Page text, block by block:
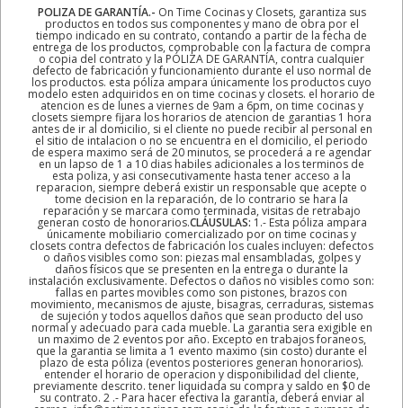
POLIZA DE GARANTÍA.- On Time Cocinas y Closets, garantiza sus
productos en todos sus componentes y mano de obra por el
tiempo indicado en su contrato, contando a partir de la fecha de
entrega de los productos, comprobable con la factura de compra
o copia del contrato y la PÓLIZA DE GARANTÍA, contra cualquier
defecto de fabricación y funcionamiento durante el uso normal de
los productos. esta póliza ampara únicamente los productos cuyo
modelo esten adquiridos en on time cocinas y closets. el horario de
atencion es de lunes a viernes de 9am a 6pm, on time cocinas y
closets siempre fijara los horarios de atencion de garantias 1 hora
antes de ir al domicilio, si el cliente no puede recibir al personal en
el sitio de intalacion o no se encuentra en el domicilio, el periodo
de espera maximo será de 20 minutos, se procederá a re agendar
en un lapso de 1 a 10 dias habiles adicionales a los terminos de
esta poliza, y asi consecutivamente hasta tener acceso a la
reparacion, siempre deberá existir un responsable que acepte o
tome decision en la reparación, de lo contrario se hara la
reparación y se marcara como terminada, visitas de retrabajo
generan costo de honorarios.CLÁUSULAS: 1.- Esta póliza ampara
únicamente mobiliario comercializado por on time cocinas y
closets contra defectos de fabricación los cuales incluyen: defectos
o daños visibles como son: piezas mal ensambladas, golpes y
daños físicos que se presenten en la entrega o durante la
instalación exclusivamente. Defectos o daños no visibles como son:
fallas en partes movibles como son pistones, brazos con
movimiento, mecanismos de ajuste, bisagras, cerraduras, sistemas
de sujeción y todos aquellos daños que sean producto del uso
normal y adecuado para cada mueble. La garantia sera exigible en
un maximo de 2 eventos por año. Excepto en trabajos foraneos,
que la garantia se limita a 1 evento maximo (sin costo) durante el
plazo de esta póliza (eventos posteriores generan honorarios).
entender el horario de operacion y disponibilidad del cliente,
previamente descrito. tener liquidada su compra y saldo en $0 de
su contrato. 2 .- Para hacer efectiva la garantía, deberá enviar al